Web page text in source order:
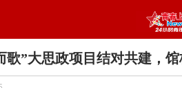
歌”大思政项目结对共建，